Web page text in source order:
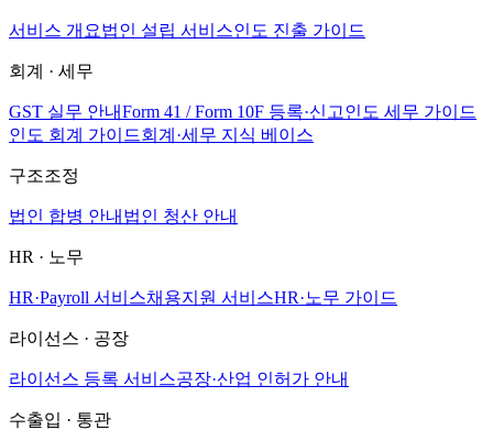
서비스 개요법인 설립 서비스인도 진출 가이드
회계 · 세무
GST 실무 안내Form 41 / Form 10F 등록·신고인도 세무 가이드
인도 회계 가이드회계·세무 지식 베이스
구조조정
법인 합병 안내 법인 청산 안내
HR · 노무
HR·Payroll 서비스채용지원 서비스HR·노무 가이드
라이선스 · 공장
라이선스 등록 서비스공장·산업 인허가 안내
수출입 · 통관